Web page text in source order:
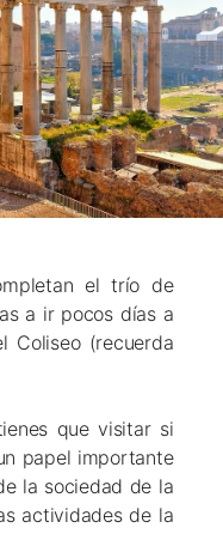
el trío de
a ir pocos días a
Coliseo (recuerda
que visitar si
papel importante
la sociedad de la
actividades de la